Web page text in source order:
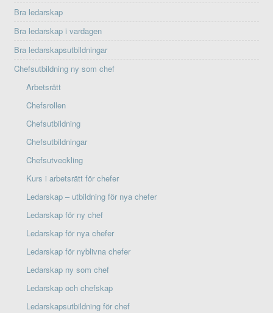
Bra ledarskap
Bra ledarskap i vardagen
Bra ledarskapsutbildningar
Chefsutbildning ny som chef
Arbetsrätt
Chefsrollen
Chefsutbildning
Chefsutbildningar
Chefsutveckling
Kurs i arbetsrätt för chefer
Ledarskap – utbildning för nya chefer
Ledarskap för ny chef
Ledarskap för nya chefer
Ledarskap för nyblivna chefer
Ledarskap ny som chef
Ledarskap och chefskap
Ledarskapsutbildning för chef